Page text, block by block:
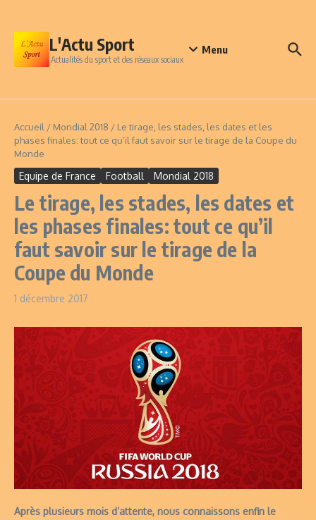
L'Actu Sport
Actualités du sport et des réseaux sociaux
Menu
Accueil / Mondial 2018 / Le tirage, les stades, les dates et les
phases finales: tout ce qu’il faut savoir sur le tirage de la Coupe du
Monde
Equipe de France Football Mondial 2018
Le tirage, les stades, les dates et
les phases finales: tout ce qu’il
faut savoir sur le tirage de la
Coupe du Monde
1 décembre 2017
Après plusieurs mois d’attente, nous connaissons enfin le